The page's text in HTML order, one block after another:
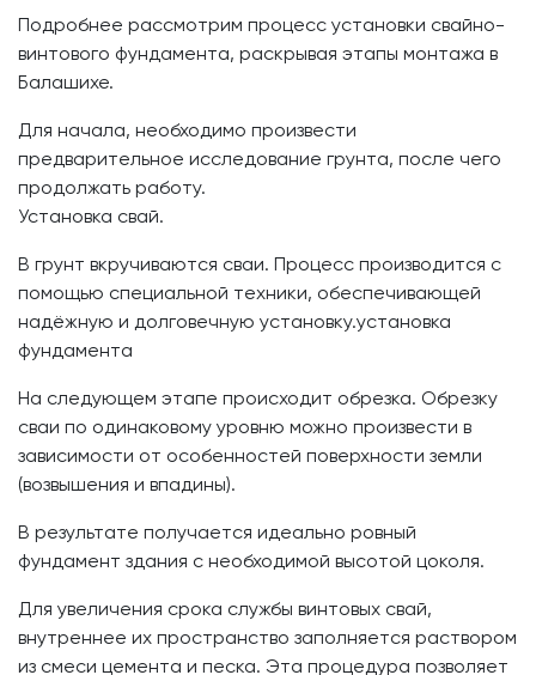
Подробнее рассмотрим процесс установки свайно-
винтового фундамента, раскрывая этапы монтажа в
Балашихе.
Для начала, необходимо произвести
предварительное исследование грунта, после чего
продолжать работу.
Установка свай.
В грунт вкручиваются сваи. Процесс производится с
помощью специальной техники, обеспечивающей
надёжную и долговечную установку.установка
фундамента
На следующем этапе происходит обрезка. Обрезку
сваи по одинаковому уровню можно произвести в
зависимости от особенностей поверхности земли
(возвышения и впадины).
В результате получается идеально ровный
фундамент здания с необходимой высотой цоколя.
Для увеличения срока службы винтовых свай,
внутреннее их пространство заполняется раствором
из смеси цемента и песка. Эта процедура позволяет